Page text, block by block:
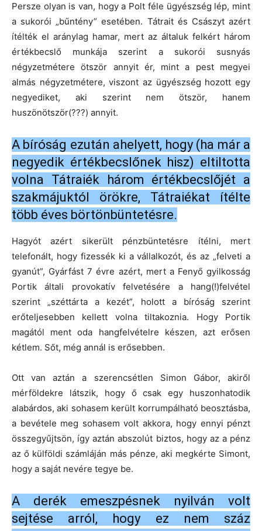
Persze olyan is van, hogy a Polt féle ügyészség lép, mint
a sukorói „bűntény” esetében. Tátrait és Császyt azért
ítélték el aránylag hamar, mert az általuk felkért három
értékbecslő munkája szerint a sukorói susnyás
négyzetmétere ötször annyit ér, mint a pest megyei
almás négyzetmétere, viszont az ügyészség hozott egy
negyediket, aki szerint nem ötször, hanem
huszönötször(???) annyit.
A bíróság ezután ahelyett, hogy (ha már a
negyedik értékbecslőnek hisz) eltiltotta
volna Tátraiék három értékbecslőjét a
szakmájuktól örökre, Tátraiékat ítélte
több éves börtönbüntetésre.
Hagyót azért sikerült pénzbüntetésre ítélni, mert
telefonált, hogy fizessék ki a vállalkozót, és az „felveti a
gyanút”, Gyárfást 7 évre azért, mert a Fenyő gyilkosság
Portik általi provokatív felvetésére a hang(!)felvétel
szerint „széttárta a kezét”, holott a bíróság szerint
erőteljesebben kellett volna tiltakoznia. Hogy Portik
magától ment oda hangfelvételre készen, azt erősen
kétlem. Sőt, még annál is erősebben.
Ott van aztán a szerencsétlen Simon Gábor, akiről
mérföldekre látszik, hogy ő csak egy huszonhatodik
alabárdos, aki sohasem került korrumpálható beosztásba,
a bevétele meg sohasem volt akkora, hogy ennyi pénzt
összegyűjtsön, így aztán abszolút biztos, hogy az a pénz
az ő külföldi számláján más pénze, aki megkérte Simont,
hogy a saját nevére tegye be.
A derék emeszpésnek nyilván volt
sejtése arról, hogy ez nem száz